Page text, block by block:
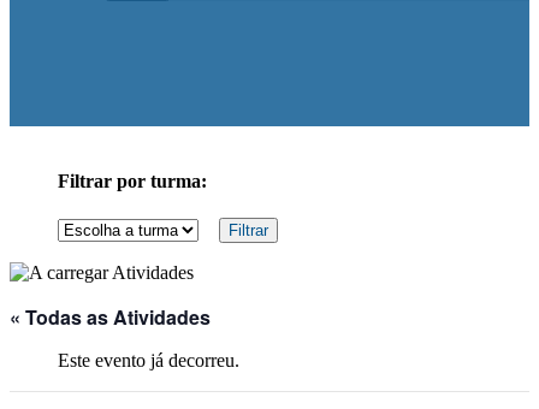
Filtrar por turma:
« Todas as Atividades
Este evento já decorreu.